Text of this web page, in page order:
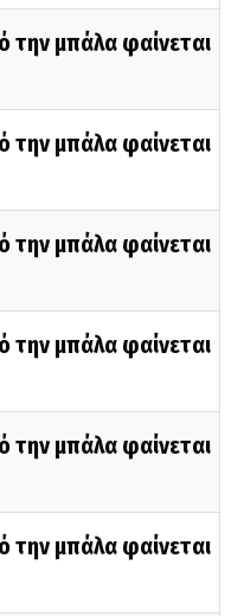
την μπάλα φαίνεται
την μπάλα φαίνεται
την μπάλα φαίνεται
την μπάλα φαίνεται
την μπάλα φαίνεται
την μπάλα φαίνεται